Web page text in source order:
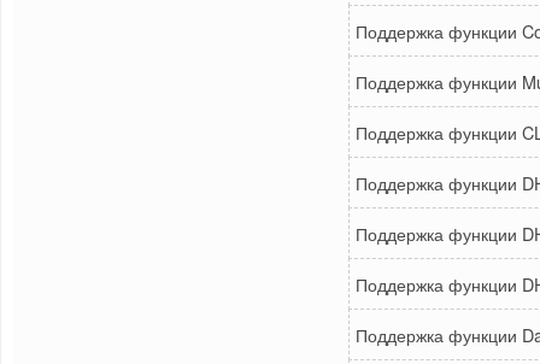
Поддержка функции
Поддержка функции
Поддержка функции
Поддержка функции
Поддержка функции
Поддержка функции
Поддержка функции